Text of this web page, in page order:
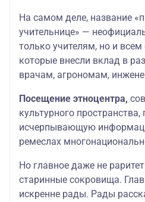
На самом деле, название
учительнице» —
только учителям, но и
которые внесли вклад в
врачам, агрономам,
Посещение этноцентра,
культурного
исчерпывающую
ремеслах
Но главное даже не
старинные сокровища.
искренне рады. Рады